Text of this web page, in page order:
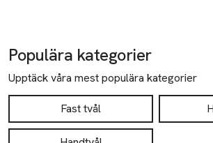
Populära kategorier
Upptäck våra mest populära kategorier
Fast tvål